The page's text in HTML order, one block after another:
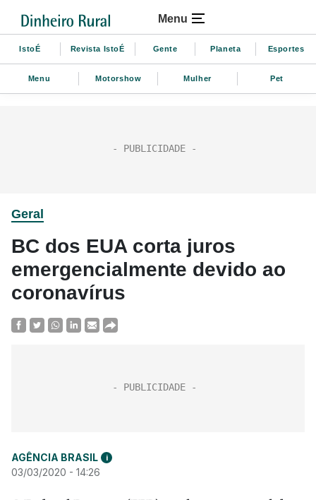
Menu
IstoÉ Revista IstoÉ Gente Planeta Esportes
Menu Motorshow Mulher Pet
Geral
BC dos EUA corta juros
emergencialmente devido ao
coronavírus
AGÊNCIA BRASIL i
03/03/2020 - 14:26